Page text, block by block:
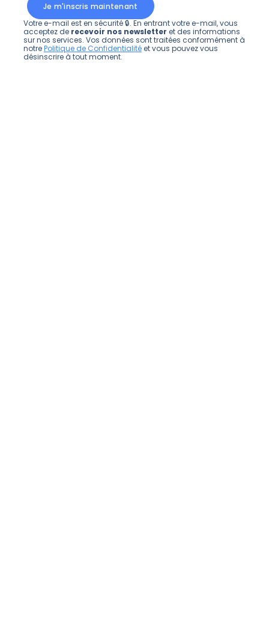
Je m'inscris maintenant
Votre e-mail est en sécurité 🔒. En entrant votre e-mail, vous
acceptez de recevoir nos newsletter et des informations
sur nos services. Vos données sont traitées conformément à
notrePolitique de Confidentialitéet vous pouvez vous
désinscrire à tout moment.